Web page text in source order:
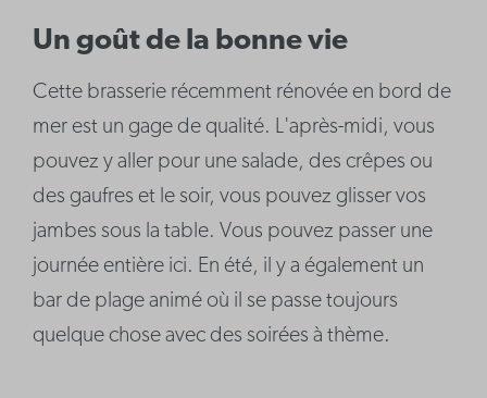
Un goût de la bonne vie
Cette brasserie récemment rénovée en bord de
mer est un gage de qualité. L'après-midi, vous
pouvez y aller pour une salade, des crêpes ou
des gaufres et le soir, vous pouvez glisser vos
jambes sous la table. Vous pouvez passer une
journée entière ici. En été, il y a également un
bar de plage animé où il se passe toujours
quelque chose avec des soirées à thème.